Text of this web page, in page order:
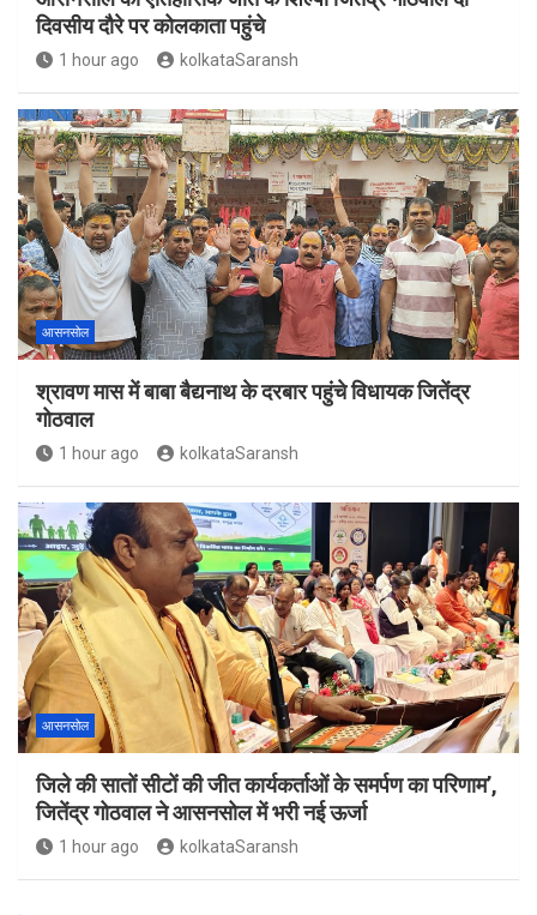
दिवसीय दौरे पर कोलकाता पहुंचे
1 hour ago kolkataSaransh
आसनसोल
श्रावण मास में बाबा बैद्यनाथ के दरबार पहुंचे विधायक जितेंद्र
गोठवाल
1 hour ago kolkataSaransh
आसनसोल
जिले की सातों सीटों की जीत कार्यकर्ताओं के समर्पण का परिणाम’,
जितेंद्र गोठवाल ने आसनसोल में भरी नई ऊर्जा
1 hour ago kolkataSaransh